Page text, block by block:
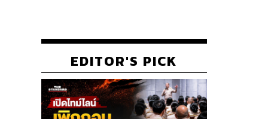
EDITOR'S PICK